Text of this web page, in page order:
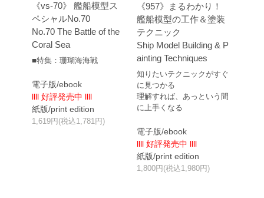
《vs-70》 艦船模型ス
ペシャルNo.70
No.70 The Battle of the
Coral Sea
■特集：珊瑚海海戦
電子版/ebook
llll 好評発売中 llll
紙版/print edition
1,619円(税込1,781円)
《957》まるわかり！
艦船模型の工作＆塗装
テクニック
Ship Model Building & P
ainting Techniques
知りたいテクニックがすぐ
に見つかる
理解すれば、あっという間
に上手くなる
電子版/ebook
llll 好評発売中 llll
紙版/print edition
1,800円(税込1,980円)